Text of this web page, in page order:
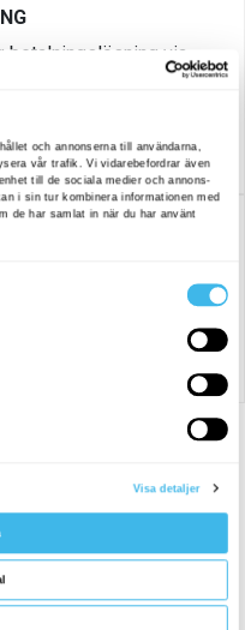
betalningslösning via
vår kundsupport..
har support här i Sverige.
VÅRA